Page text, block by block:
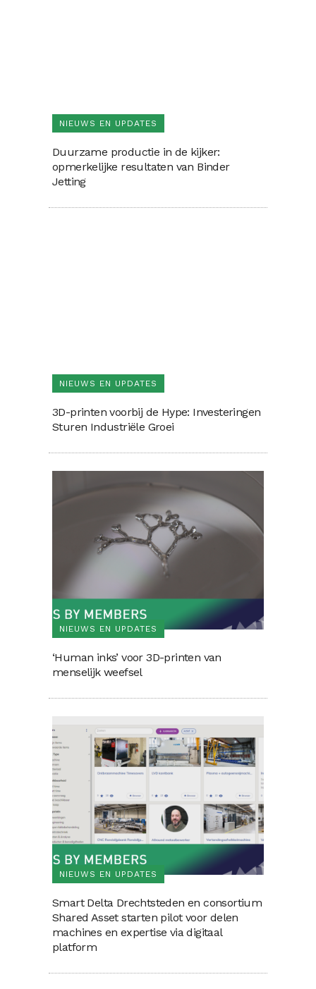
NIEUWS EN UPDATES
Duurzame productie in de kijker:
opmerkelijke resultaten van Binder
Jetting
NIEUWS EN UPDATES
3D-printen voorbij de Hype: Investeringen
Sturen Industriële Groei
NIEUWS EN UPDATES
‘Human inks’ voor 3D-printen van
menselijk weefsel
NIEUWS EN UPDATES
Smart Delta Drechtsteden en consortium
Shared Asset starten pilot voor delen
machines en expertise via digitaal
platform